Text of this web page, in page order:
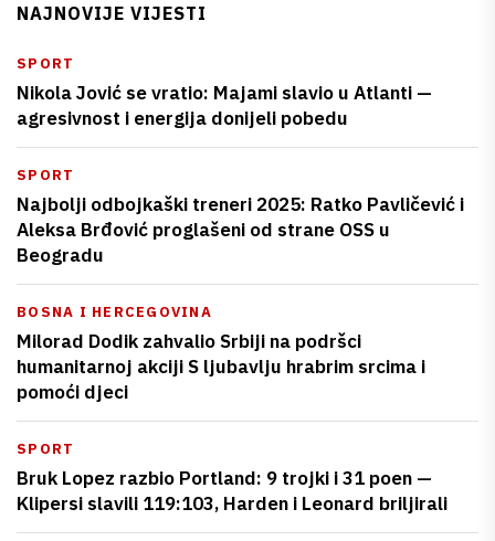
NAJNOVIJE VIJESTI
SPORT
Nikola Jović se vratio: Majami slavio u Atlanti —
agresivnost i energija donijeli pobedu
SPORT
Najbolji odbojkaški treneri 2025: Ratko Pavličević i
Aleksa Brđović proglašeni od strane OSS u
Beogradu
BOSNA I HERCEGOVINA
Milorad Dodik zahvalio Srbiji na podršci
humanitarnoj akciji S ljubavlju hrabrim srcima i
pomoći djeci
SPORT
Bruk Lopez razbio Portland: 9 trojki i 31 poen —
Klipersi slavili 119:103, Harden i Leonard briljirali